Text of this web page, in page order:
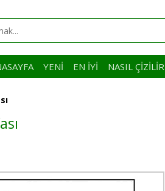
YENI EN İYI NASIL ÇIZILIR